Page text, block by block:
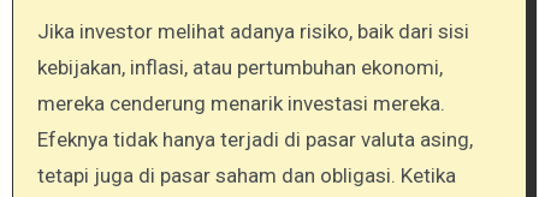
Jika investor melihat adanya risiko, baik dari sisi
kebijakan, inflasi, atau pertumbuhan ekonomi,
mereka cenderung menarik investasi mereka.
Efeknya tidak hanya terjadi di pasar valuta asing,
tetapi juga di pasar saham dan obligasi. Ketika